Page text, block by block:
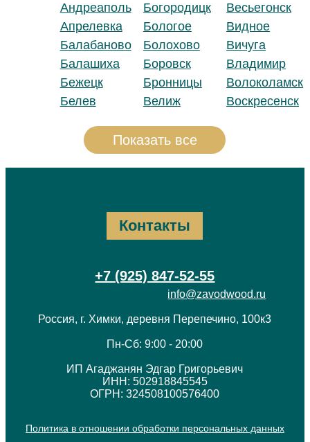
Андреаполь
Апрелевка
Балабаново
Балашиха
Бежецк
Белев
Богородицк
Бологое
Болохово
Боровск
Бронницы
Велиж
Весьегонск
Видное
Вичуга
Владимир
Волоколамск
Воскресенск
Показать все
Контакты
+7 (925) 847-52-55
info@zavodwood.ru
Россия, г. Химки, деревня Перепечино, 100к3
Пн-Сб: 9:00 - 20:00
ИП Агаджанян Эдгар Григорьевич
ИНН: 502918845545
ОГРН: 324508100576400
Политика в отношении обработки персональных данных